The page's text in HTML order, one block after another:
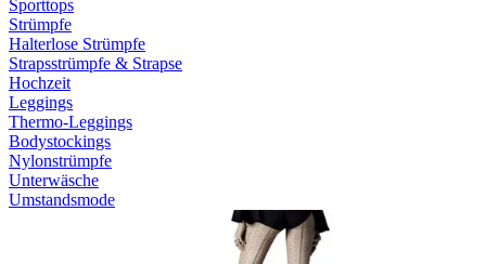
Sporttops
Strümpfe
Halterlose Strümpfe
Strapsstrümpfe & Strapse
Hochzeit
Leggings
Thermo-Leggings
Bodystockings
Nylonstrümpfe
Unterwäsche
Umstandsmode